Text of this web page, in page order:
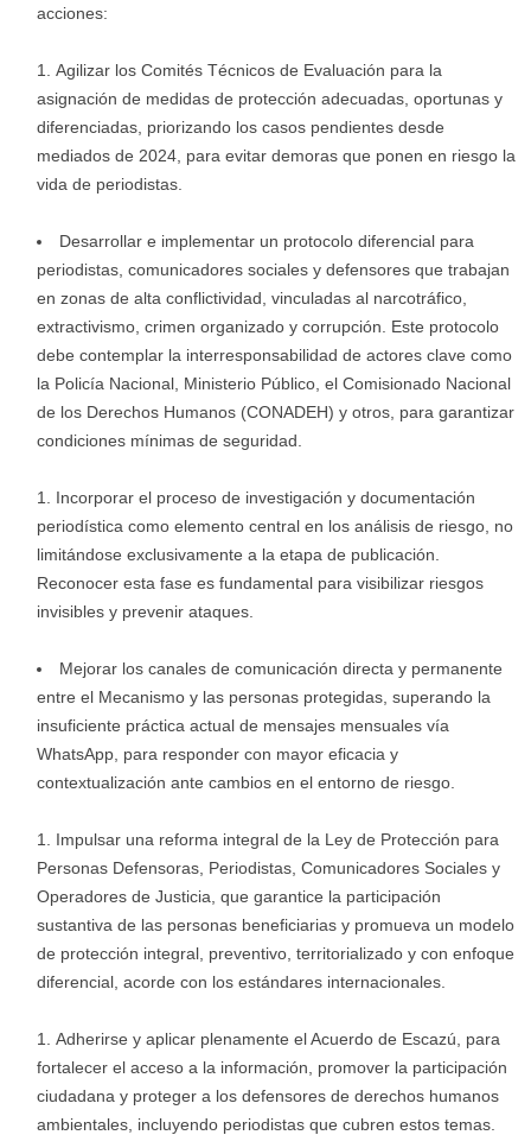
acciones:
Agilizar los Comités Técnicos de Evaluación para la
asignación de medidas de protección adecuadas, oportunas y
diferenciadas, priorizando los casos pendientes desde
mediados de 2024, para evitar demoras que ponen en riesgo la
vida de periodistas.
Desarrollar e implementar un protocolo diferencial para
periodistas, comunicadores sociales y defensores que trabajan
en zonas de alta conflictividad, vinculadas al narcotráfico,
extractivismo, crimen organizado y corrupción. Este protocolo
debe contemplar la interresponsabilidad de actores clave como
la Policía Nacional, Ministerio Público, el Comisionado Nacional
de los Derechos Humanos (CONADEH) y otros, para garantizar
condiciones mínimas de seguridad.
Incorporar el proceso de investigación y documentación
periodística como elemento central en los análisis de riesgo, no
limitándose exclusivamente a la etapa de publicación.
Reconocer esta fase es fundamental para visibilizar riesgos
invisibles y prevenir ataques.
Mejorar los canales de comunicación directa y permanente
entre el Mecanismo y las personas protegidas, superando la
insuficiente práctica actual de mensajes mensuales vía
WhatsApp, para responder con mayor eficacia y
contextualización ante cambios en el entorno de riesgo.
Impulsar una reforma integral de la Ley de Protección para
Personas Defensoras, Periodistas, Comunicadores Sociales y
Operadores de Justicia, que garantice la participación
sustantiva de las personas beneficiarias y promueva un modelo
de protección integral, preventivo, territorializado y con enfoque
diferencial, acorde con los estándares internacionales.
Adherirse y aplicar plenamente el Acuerdo de Escazú, para
fortalecer el acceso a la información, promover la participación
ciudadana y proteger a los defensores de derechos humanos
ambientales, incluyendo periodistas que cubren estos temas.